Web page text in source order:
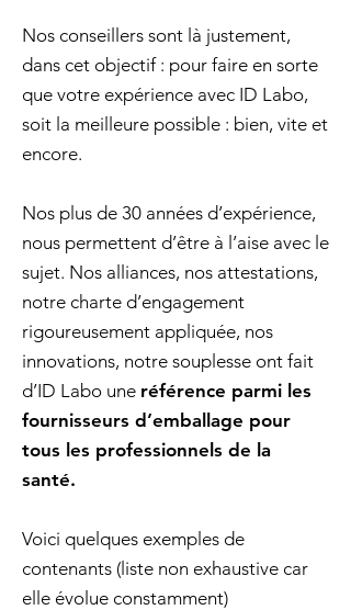
Nos conseillers sont là justement,
dans cet objectif : pour faire en sorte
que votre expérience avec ID Labo,
soit la meilleure possible : bien, vite et
encore.
Nos plus de 30 années d’expérience,
nous permettent d’être à l’aise avec le
sujet. Nos alliances, nos attestations,
notre charte d’engagement
rigoureusement appliquée, nos
innovations, notre souplesse ont fait
d’ID Labo une référence parmi les
fournisseurs d’emballage pour
tous les professionnels de la
santé.
Voici quelques exemples de
contenants (liste non exhaustive car
elle évolue constamment)